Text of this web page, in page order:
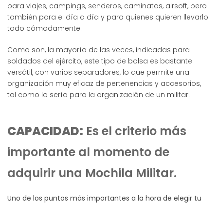
para viajes, campings, senderos, caminatas, airsoft, pero
también para el día a día y para quienes quieren llevarlo
todo cómodamente.
Como son, la mayoría de las veces, indicadas para
soldados del ejército, este tipo de bolsa es bastante
versátil, con varios separadores, lo que permite una
organización muy eficaz de pertenencias y accesorios,
tal como lo sería para la organización de un militar.
CAPACIDAD: Es el criterio más
importante al momento de
adquirir una Mochila Militar.
Uno de los puntos más importantes a la hora de elegir tu